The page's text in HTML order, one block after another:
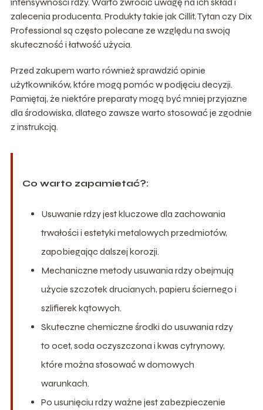
zalecenia producenta. Produkty takie jak Cillit, Tytan czy Dix
Professional są często polecane ze względu na swoją
skuteczność i łatwość użycia.
Przed zakupem warto również sprawdzić opinie
użytkowników, które mogą pomóc w podjęciu decyzji.
Pamiętaj, że niektóre preparaty mogą być mniej przyjazne
dla środowiska, dlatego zawsze warto stosować je zgodnie
z instrukcją.
Co warto zapamietać?:
Usuwanie rdzy jest kluczowe dla zachowania
trwałości i estetyki metalowych przedmiotów,
zapobiegając dalszej korozji.
Mechaniczne metody usuwania rdzy obejmują
użycie szczotek drucianych, papieru ściernego i
szlifierek kątowych.
Skuteczne chemiczne środki do usuwania rdzy
to ocet, soda oczyszczona i kwas cytrynowy,
które można stosować w domowych
warunkach.
Po usunięciu rdzy ważne jest zabezpieczenie